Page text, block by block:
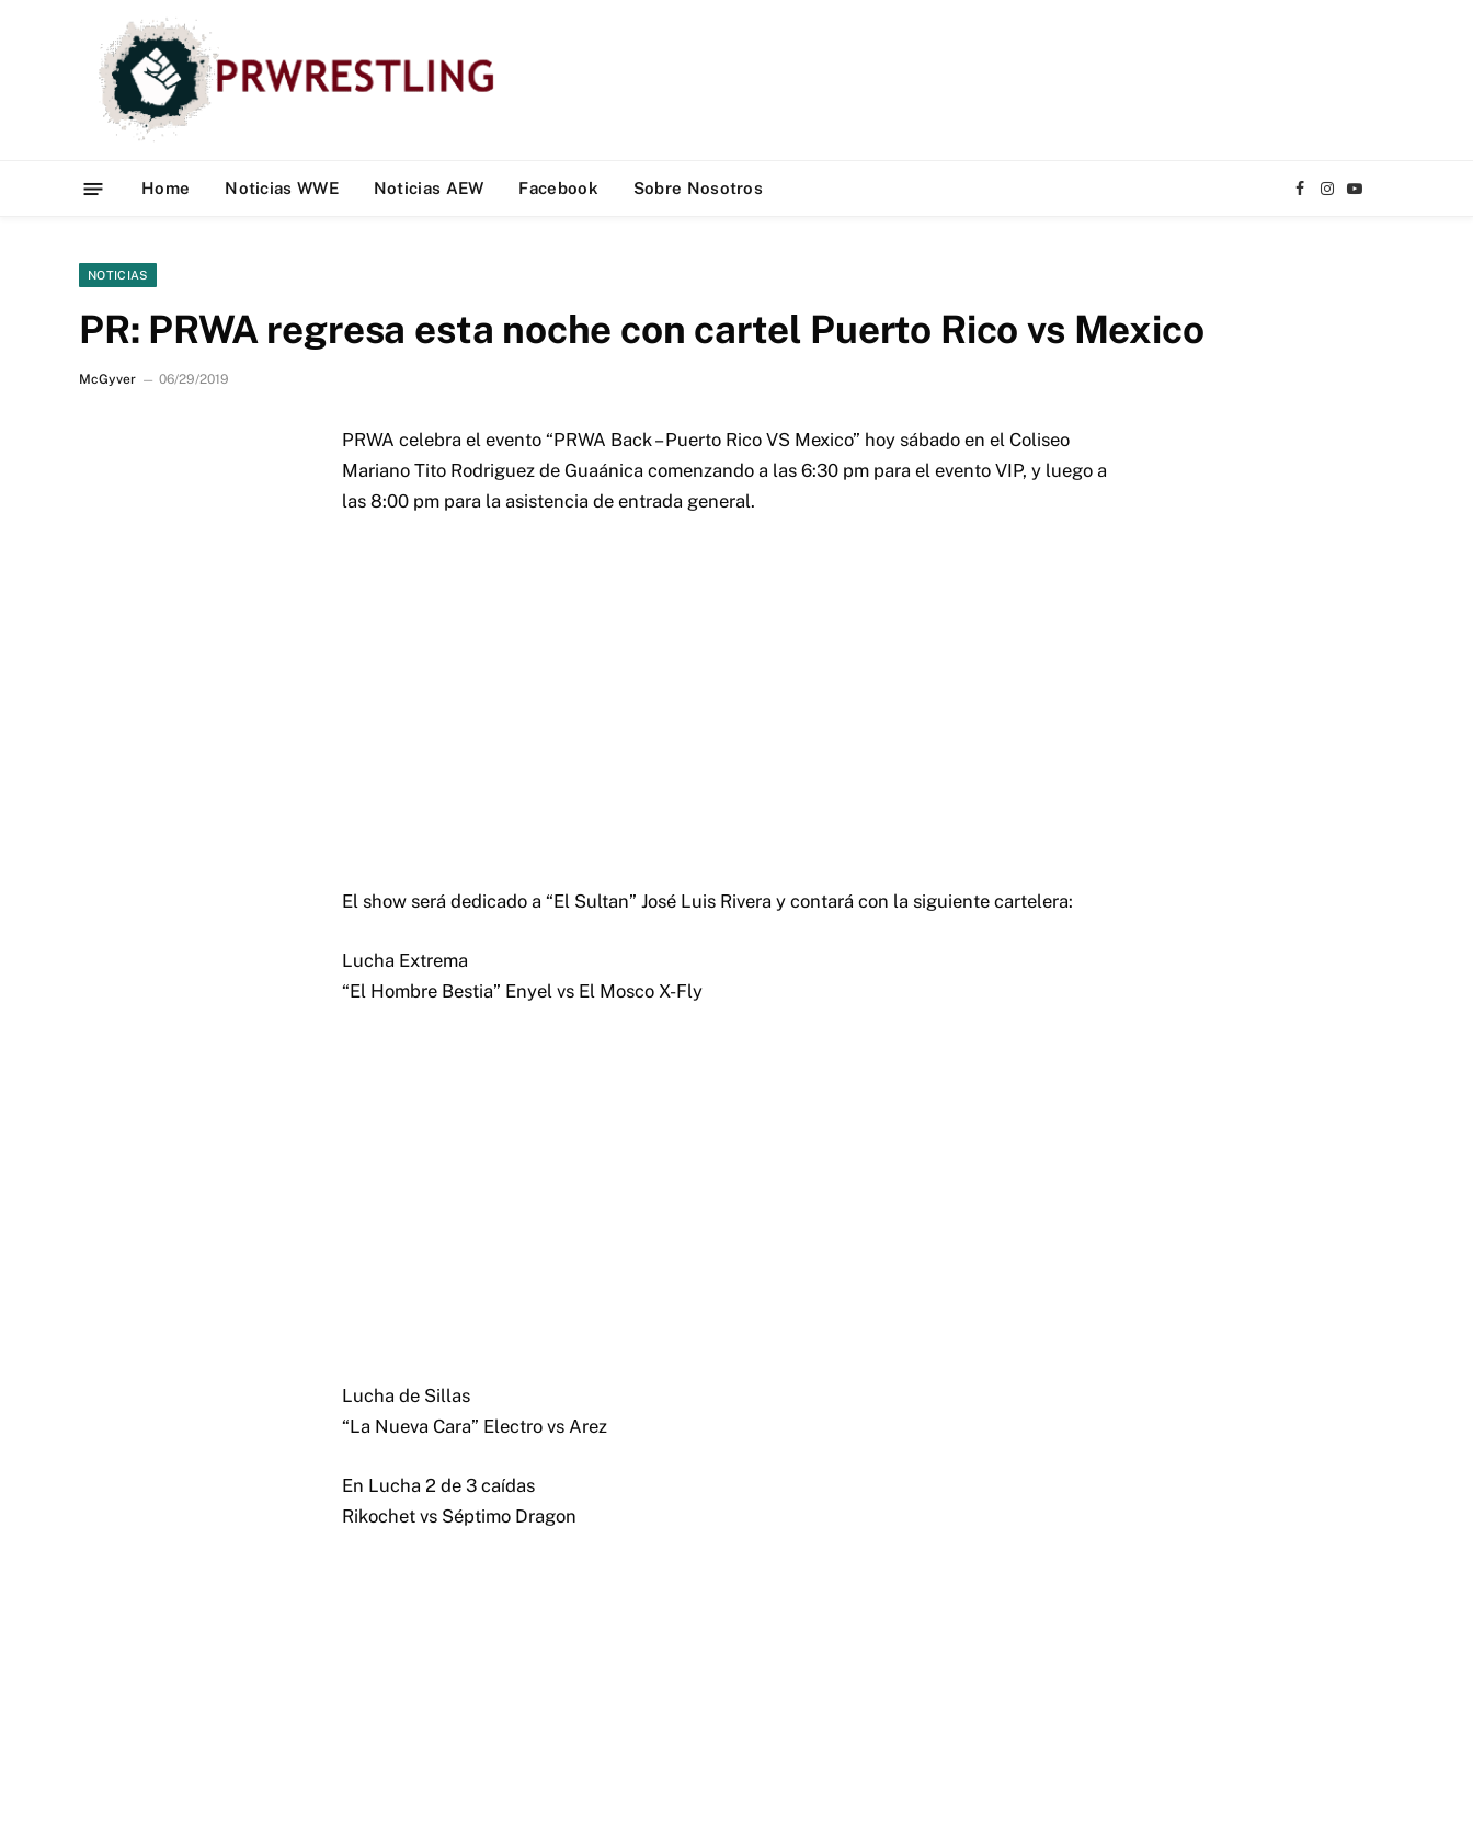
Home Noticias WWE Noticias AEW Facebook Sobre Nosotros
Facebook
Instagram
YouTube
NOTICIAS
PR: PRWA regresa esta noche con cartel Puerto Rico vs Mexico
McGyver 06/29/2019
PRWA celebra el evento “PRWA Back – Puerto Rico VS Mexico” hoy sábado en el Coliseo
Mariano Tito Rodriguez de Guaánica comenzando a las 6:30 pm para el evento VIP, y luego a
las 8:00 pm para la asistencia de entrada general.
El show será dedicado a “El Sultan” José Luis Rivera y contará con la siguiente cartelera:
Lucha Extrema
“El Hombre Bestia” Enyel vs El Mosco X-Fly
Lucha de Sillas
“La Nueva Cara” Electro vs Arez
En Lucha 2 de 3 caídas
Rikochet vs Séptimo Dragon